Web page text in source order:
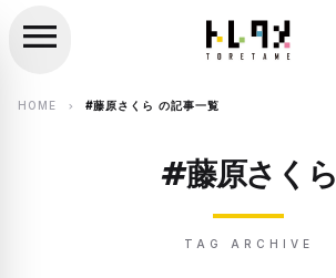
search
menu
HOME chevron_right #藤原さくら の記事一覧
#藤原さくら
TAG ARCHIVE